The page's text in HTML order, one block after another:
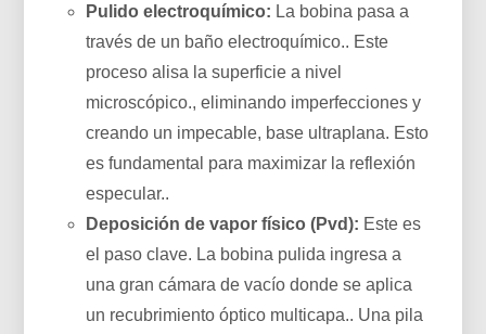
Pulido electroquímico: La bobina pasa a
través de un baño electroquímico.. Este
proceso alisa la superficie a nivel
microscópico., eliminando imperfecciones y
creando un impecable, base ultraplana. Esto
es fundamental para maximizar la reflexión
especular..
Deposición de vapor físico (Pvd): Este es
el paso clave. La bobina pulida ingresa a
una gran cámara de vacío donde se aplica
un recubrimiento óptico multicapa.. Una pila